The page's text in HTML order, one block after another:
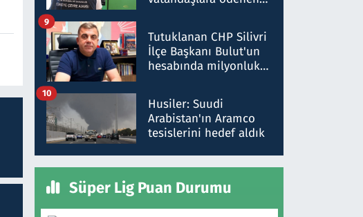
düşürüldüğü" iddiasını
yalanladı
Tutuklanan CHP Silivri
İlçe Başkanı Bulut'un
hesabında milyonluk
talimat verdi, ben
gönderdim
9
Husiler: Suudi
Arabistan'ın Aramco
tesislerini hedef aldık
10
Süper Lig Puan Durumu